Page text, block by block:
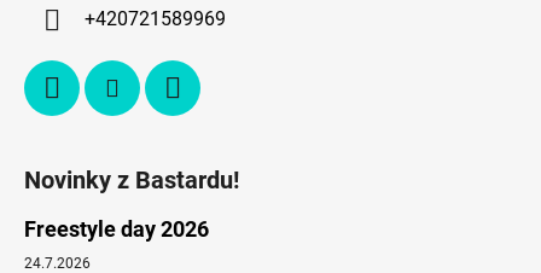
+420721589969
Novinky z Bastardu!
Freestyle day 2026
24.7.2026